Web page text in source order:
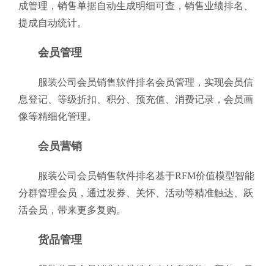
成管理，销售单据自动生成明细可查，销售业绩排名、
提成自动统计。
会员管理
服装公司会员销售软件排名会员管理，实现会员信
息登记、等级折扣、积分、预充值、消费记录，会员画
像等精细化管理。
会员营销
服装公司会员销售软件排名基于RFM价值模型智能
分群管理会员，通过发券、关怀、活动等精准触达、跃
活会员，带来更多复购。
货品管理